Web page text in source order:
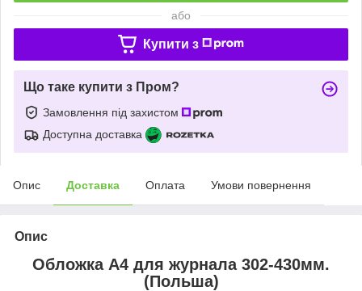
або
Купити з
Що таке купити з Пром?
Замовлення під захистом
Доступна доставка
Опис Доставка Оплата Умови повернення
Опис
Обложка А4 для журнала 302-430мм.
(Польша)